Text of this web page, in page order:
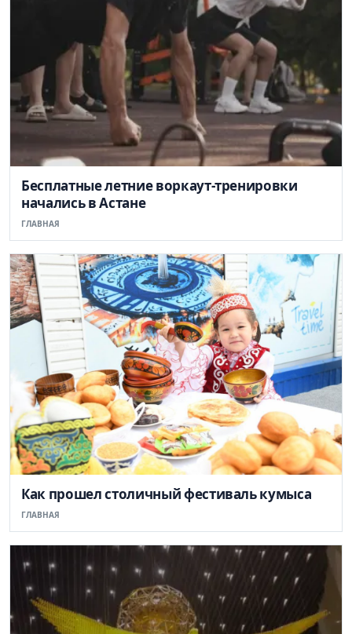
Бесплатные летние воркаут-тренировки
начались в Астане
ГЛАВНАЯ
Как прошел столичный фестиваль кумыса
ГЛАВНАЯ